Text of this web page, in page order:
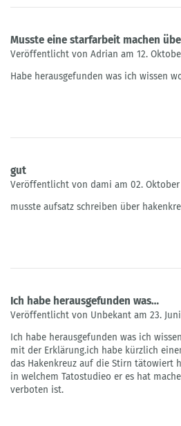
Musste eine starfarbeit machen
Veröffentlicht von Adrian am 12.
Habe herausgefunden was ich wissen
gut
Veröffentlicht von dami am 02. Oktober
musste aufsatz schreiben über
Ich habe herausgefunden was…
Veröffentlicht von Unbekant am 23. Juni
Ich habe herausgefunden was ich
mit der Erklärung.ich habe kürzlich
das Hakenkreuz auf die Stirn tätowiert
in welchem Tatostudieo er es hat
verboten ist.